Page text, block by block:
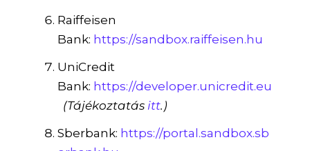
Raiffeisen
Bank: https://sandbox.raiffeisen.hu
UniCredit
Bank: https://developer.unicredit.eu
(Tájékoztatás itt.)
Sberbank: https://portal.sandbox.sb